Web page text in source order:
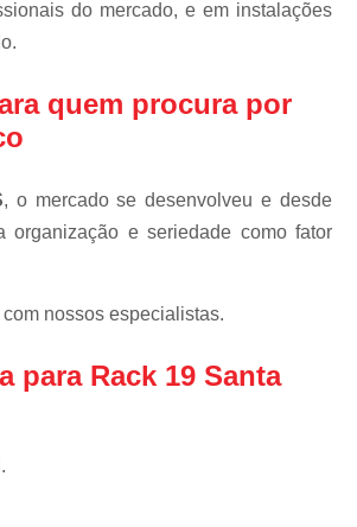
Escova Passa Cabos
Gabinete Outdoor
Gabinete
do mercado, e em instalações
quem procura por
, o mercado se desenvolveu e desde
organização e seriedade como fator
nossos especialistas.
para Rack 19 Santa